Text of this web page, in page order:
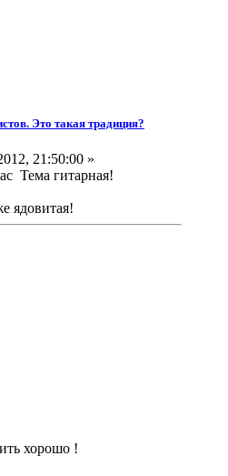
Это такая традиция?
21:50:00 »
Тема гитарная!
ядовитая!
хорошо !